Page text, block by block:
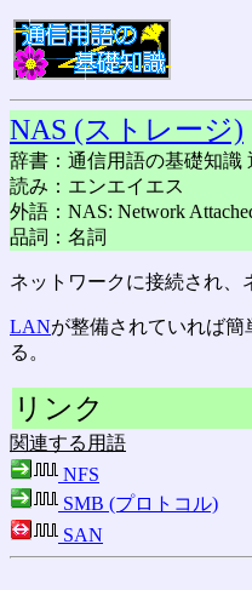
NAS (ストレージ)
辞書：通信用語の基礎知識
読み：エンエイエス
外語：NAS: Network
品詞：名詞
ネットワークに接続され、
LANが整備されていれば
る。
リンク
関連する用語
NFS
SMB (プロトコル)
SAN